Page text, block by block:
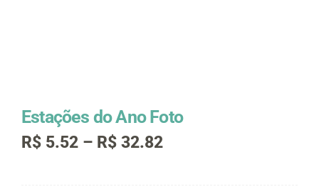
Estações do Ano Foto
R$ 5.52 – R$ 32.82Faixa